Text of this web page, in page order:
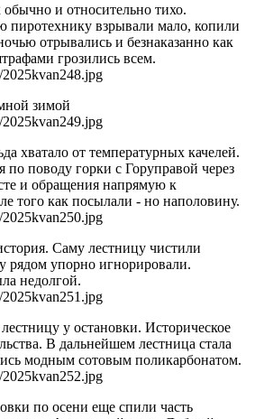
и относительно тихо.
пиротехнику взрывали мало, копили
отрывались и безнаказанно как
грозились всем.
зимой
хватало от температурных качелей.
поводу горки с Горуправой через
и обращения напрямую к
того как посылали - но наполовину.
Саму лестницу чистили
рядом упорно игнорировали.
недолгой.
у остановки. Историческое
В дальнейшем лестница стала
модным сотовым поликарбонатом.
по осени еще спили часть